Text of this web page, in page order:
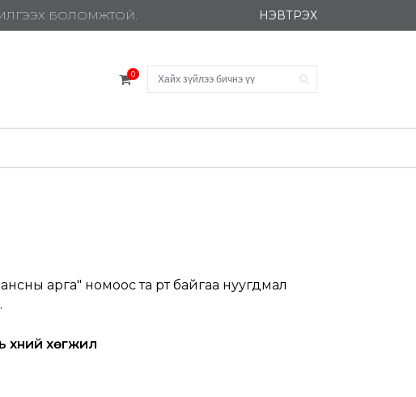
ИЛГЭЭХ БОЛОМЖТОЙ. НЭВТРЭХ
0
арга" номоос та өөртөө байгаа нуугдмал
хүний хөгжил